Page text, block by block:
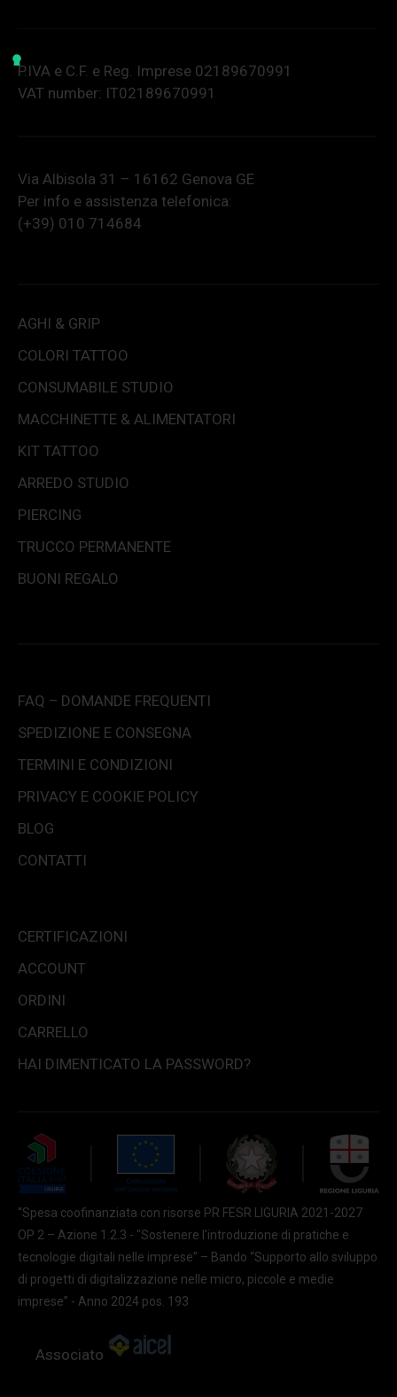
P.IVA e C.F. e Reg. Imprese 02189670991
VAT number: IT02189670991
Via Albisola 31 – 16162 Genova GE
Per info e assistenza telefonica:
(+39) 010 714684
AGHI & GRIP
COLORI TATTOO
CONSUMABILE STUDIO
MACCHINETTE & ALIMENTATORI
KIT TATTOO
ARREDO STUDIO
PIERCING
TRUCCO PERMANENTE
BUONI REGALO
FAQ – DOMANDE FREQUENTI
SPEDIZIONE E CONSEGNA
TERMINI E CONDIZIONI
PRIVACY E COOKIE POLICY
BLOG
CONTATTI
CERTIFICAZIONI
ACCOUNT
ORDINI
CARRELLO
HAI DIMENTICATO LA PASSWORD?
“Spesa coofinanziata con risorse PR FESR LIGURIA 2021-2027
OP 2 – Azione 1.2.3 - "Sostenere l'introduzione di pratiche e
tecnologie digitali nelle imprese” – Bando “Supporto allo sviluppo
di progetti di digitalizzazione nelle micro, piccole e medie
imprese” - Anno 2024 pos. 193
Associato